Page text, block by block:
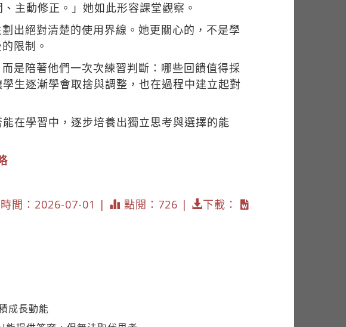
主動修正。」她如此形容課堂觀察。
出絕對清楚的使用界線。她更關心的，不是學
限制。
是陪著他們一次次練習判斷：哪些回饋值得採
生逐漸學會取捨與調整，也在過程中建立起對
在學習中，逐步培養出獨立思考與選擇的能
間：2026-07-01 | 點閱：726 | 下載：
成長動能